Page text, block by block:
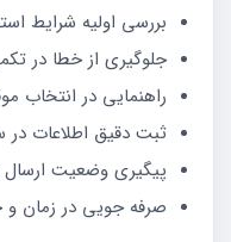
بررسی اولیه شرایط
جلوگیری از خطا در
راهنمایی در انتخاب
ثبت دقیق اطلاعات در
پیگیری وضعیت
صرفه جویی در زمان